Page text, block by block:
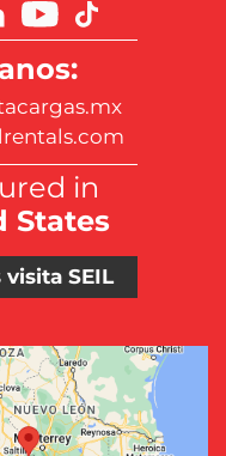
in
States
SEIL